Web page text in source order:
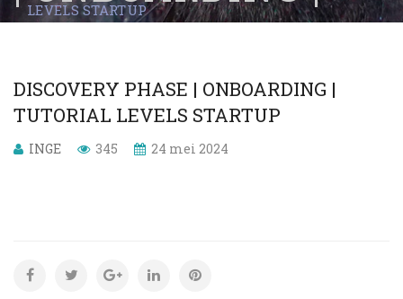
TUTORIAL LEVELS
STARTUP
LEVELS STARTUP
DISCOVERY PHASE | ONBOARDING |
TUTORIAL LEVELS STARTUP
INGE 345 24 mei 2024